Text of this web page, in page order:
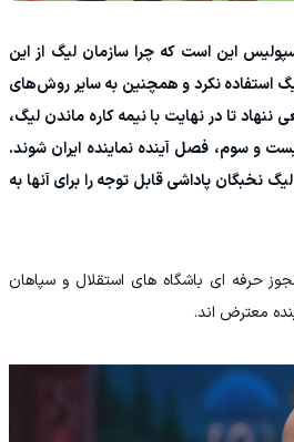
این است که چرا سازمان لیگ از این
استفاده نکرد و همچنین به سایر روش‌های
تا در نهایت با نیمه کاره ماندن لیگ،
و سوم، فصل آینده نماینده ایران شوند.
نخبگان پاداشی قابل توجه را برای آنها به
حرفه ای باشگاه های استقلال و سپاهان
معترض اند.